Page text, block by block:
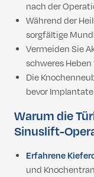
nach der
Während der
sorgfältige
Vermeiden Sie
schweres
Die
bevor
Warum die
Sinuslift-
Erfahrene
und